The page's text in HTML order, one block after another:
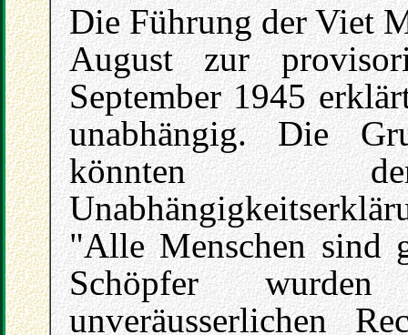
Die Führung der Viet
August zur
September 1945
unabhängig. Die
könnten der
"Alle Menschen sind
Schöpfer
unveräusserlichen